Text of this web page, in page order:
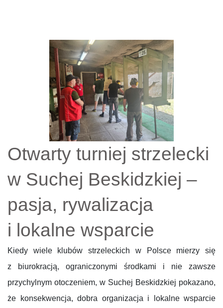
Otwarty turniej strzelecki
w Suchej Beskidzkiej –
pasja, rywalizacja
i lokalne wsparcie
Kiedy wiele klubów strzeleckich w Polsce mierzy się
z biurokracją, ograniczonymi środkami i nie zawsze
przychylnym otoczeniem, w Suchej Beskidzkiej pokazano,
że konsekwencja, dobra organizacja i lokalne wsparcie